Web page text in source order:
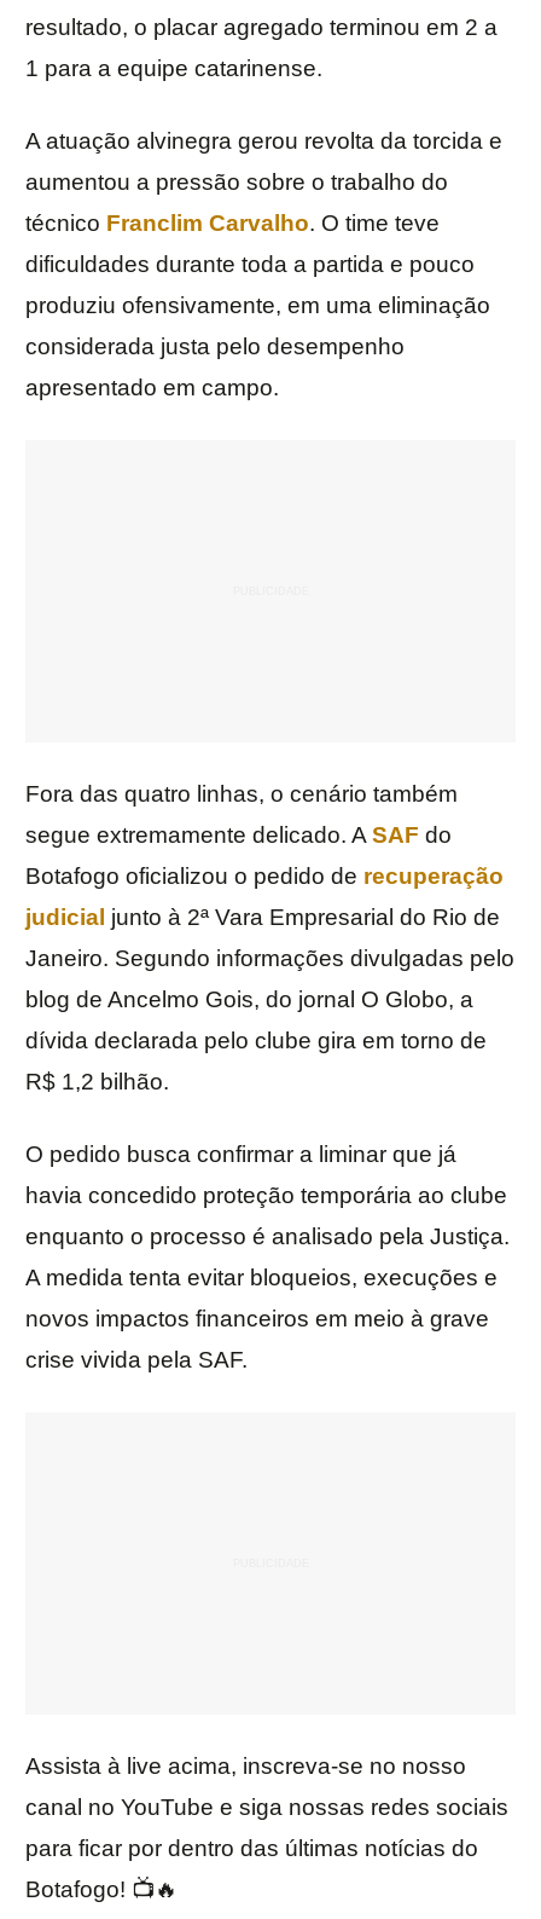
resultado, o placar agregado terminou em 2 a
1 para a equipe catarinense.
A atuação alvinegra gerou revolta da torcida e
aumentou a pressão sobre o trabalho do
técnico Franclim Carvalho. O time teve
dificuldades durante toda a partida e pouco
produziu ofensivamente, em uma eliminação
considerada justa pelo desempenho
apresentado em campo.
Fora das quatro linhas, o cenário também
segue extremamente delicado. A SAF do
Botafogo oficializou o pedido de recuperação
judicial junto à 2ª Vara Empresarial do Rio de
Janeiro. Segundo informações divulgadas pelo
blog de Ancelmo Gois, do jornal O Globo, a
dívida declarada pelo clube gira em torno de
R$ 1,2 bilhão.
O pedido busca confirmar a liminar que já
havia concedido proteção temporária ao clube
enquanto o processo é analisado pela Justiça.
A medida tenta evitar bloqueios, execuções e
novos impactos financeiros em meio à grave
crise vivida pela SAF.
Assista à live acima, inscreva-se no nosso
canal no YouTube e siga nossas redes sociais
para ficar por dentro das últimas notícias do
Botafogo! 📺🔥